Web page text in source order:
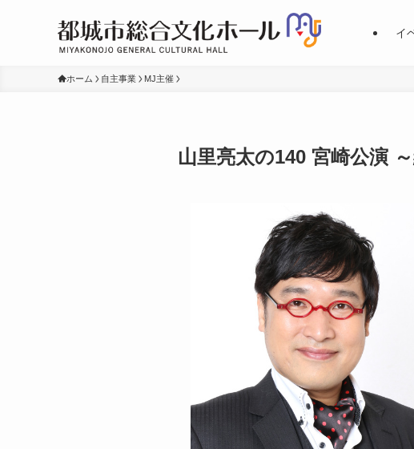
イ
ホーム 自主事業 MJ主催
山里亮太の140 宮崎公演